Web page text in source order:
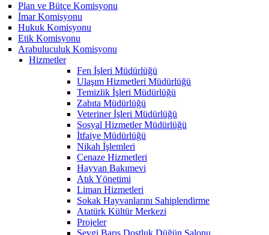
Plan ve Bütçe Komisyonu
İmar Komisyonu
Hukuk Komisyonu
Etik Komisyonu
Arabuluculuk Komisyonu
Hizmetler
Fen İşleri Müdürlüğü
Ulaşım Hizmetleri Müdürlüğü
Temizlik İşleri Müdürlüğü
Zabıta Müdürlüğü
Veteriner İşleri Müdürlüğü
Sosyal Hizmetler Müdürlüğü
İtfaiye Müdürlüğü
Nikah İşlemleri
Cenaze Hizmetleri
Hayvan Bakımevi
Atık Yönetimi
Liman Hizmetleri
Sokak Hayvanlarını Sahiplendirme
Atatürk Kültür Merkezi
Projeler
Sevgi Barış Dostluk Düğün Salonu